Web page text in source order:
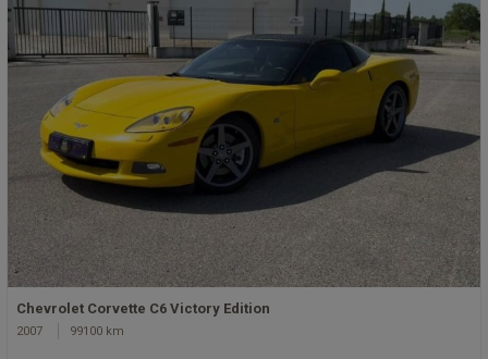
Chevrolet Corvette C6 Victory Edition
2007 99100 km